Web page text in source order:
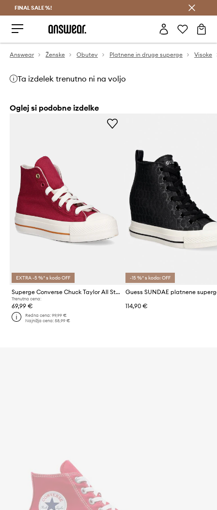
FINAL SALE %!
Answear Ženske Obutev Platnene in druge superge Visoke
Ta izdelek trenutno ni na voljo
Oglej si podobne izdelke
EXTRA -5 %* s kodo OFF
Superge Converse Chuck Taylor All Star Lift
Trenutna cena:
69,99 €
Redna cena:99,99 €
Najnižja cena:58,99 €
-15 %* s kodo: OFF
114,90 €